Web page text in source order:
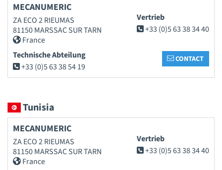
MECANUMERIC
ZA ECO 2 RIEUMAS
81150 MARSSAC SUR TARN
France
Vertrieb
+33 (0)5 63 38 34 40
Technische Abteilung
+33 (0)5 63 38 54 19
CONTACT
Tunisia
MECANUMERIC
ZA ECO 2 RIEUMAS
81150 MARSSAC SUR TARN
France
Vertrieb
+33 (0)5 63 38 34 40